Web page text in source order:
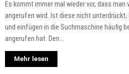
Es kommt immer mal wieder vor, dass man
angerufen wird. Ist diese nicht unterdrückt,
und einfügen in die Suchmaschine häufig
angerufen hat. Den...
Mehr lesen